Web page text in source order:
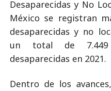
Desaparecidas y No
México se registran
desaparecidas y no
un total de 7.449
desaparecidas en 2021.
Dentro de los